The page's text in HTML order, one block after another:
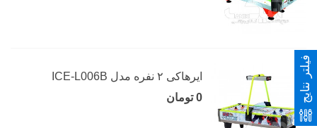
ایرهاکی ۲ نفره مدل ICE-L006B
0 تومان
فیلتر نتایج